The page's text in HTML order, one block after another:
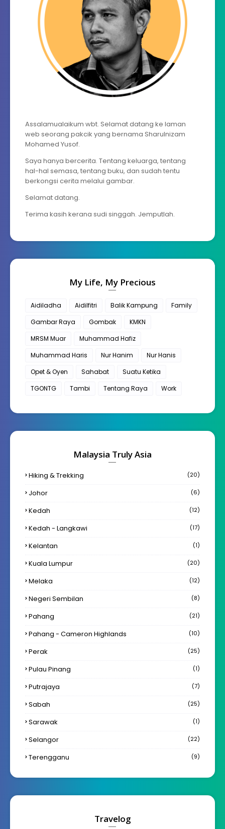
Assalamualaikum wbt. Selamat datang ke laman
web seorang pakcik yang bernama Sharulnizam
Mohamed Yusof.
Saya hanya bercerita. Tentang keluarga, tentang
hal-hal semasa, tentang buku, dan sudah tentu
berkongsi cerita melalui gambar.
Selamat datang.
Terima kasih kerana sudi singgah. Jemputlah.
My Life, My Precious
Aidiladha Aidilfitri Balik Kampung
Family
Gambar Raya
Gombak
KMKN
MRSM Muar
Muhammad Hafiz
Muhammad Haris
Nur Hanim
Nur Hanis
Opet & Oyen
Sahabat
Suatu Ketika
TGONTG
Tambi Tentang Raya Work
Malaysia Truly Asia
Hiking & Trekking (20)
Johor (6)
Kedah (12)
Kedah - Langkawi (17)
Kelantan (1)
Kuala Lumpur (20)
Melaka (12)
Negeri Sembilan (8)
Pahang (21)
Pahang - Cameron Highlands (10)
Perak (25)
Pulau Pinang (1)
Putrajaya (7)
Sabah (25)
Sarawak (1)
Selangor (22)
Terengganu (9)
Travelog